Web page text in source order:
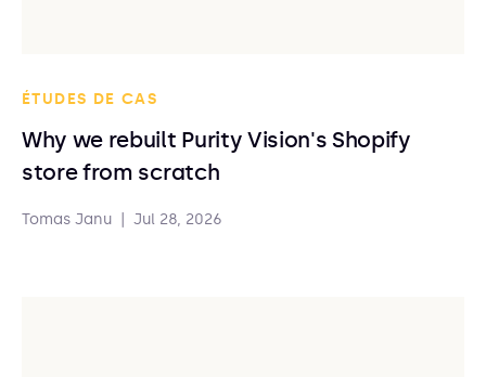
ÉTUDES DE CAS
Why we rebuilt Purity Vision's Shopify
store from scratch
Tomas Janu Jul 28, 2026